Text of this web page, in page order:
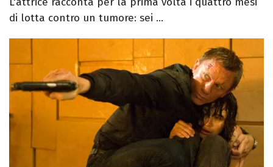
di lotta contro un tumore: sei ...